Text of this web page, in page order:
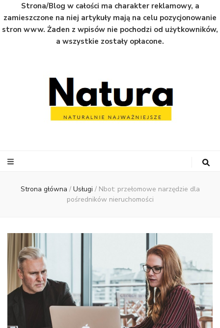
Strona/Blog w całości ma charakter reklamowy, a
zamieszczone na niej artykuły mają na celu pozycjonowanie
stron www. Żaden z wpisów nie pochodzi od użytkowników,
a wszystkie zostały opłacone.
Strona główna / Usługi / Nbot: przełomowe narzędzie dla
pośredników nieruchomości